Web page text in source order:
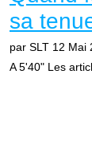
sa
par SLT 12 Mai
A 5'40" Les